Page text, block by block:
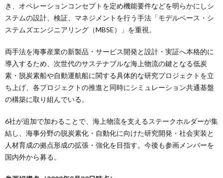
き、オペレーションコンセプトを定め機能要件などを明らかにしシ
ステムの設計、検証、マネジメントを行う手法「モデルベース・シ
ステムズエンジニアリング（MBSE）」を重視。
両手法を海事産業の新製品・サービス開発と設計・実証へ本格的に
導入するため、次世代のサステナブルな海上物流の鍵となる低炭
素・脱炭素船や自動運航船に関する具体的な研究プロジェクトを立
ち上げ、各プロジェクトの推進と同時にシミュレーション共通基盤
の構築に取り組んでいる。
6社が追加で加わることで、海上物流を支えるステークホルダーが集
結し、海事分野の脱炭素化・自動化に向けた研究開発・社会実装と
人材育成の拠点形成の拡張・強化を目指す。今後も参画メンバーを
国内外から募る。